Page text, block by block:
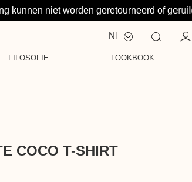
kunnen niet worden geretourneerd of geruild
Nl
En
FILOSOFIE
5 PUNTEN
LOOKBOOK
COCO T-SHIRT